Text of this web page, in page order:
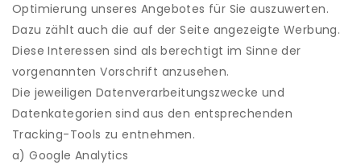
Optimierung unseres Angebotes für Sie auszuwerten.
Dazu zählt auch die auf der Seite angezeigte Werbung.
Diese Interessen sind als berechtigt im Sinne der
vorgenannten Vorschrift anzusehen.
Die jeweiligen Datenverarbeitungszwecke und
Datenkategorien sind aus den entsprechenden
Tracking-Tools zu entnehmen.
a) Google Analytics